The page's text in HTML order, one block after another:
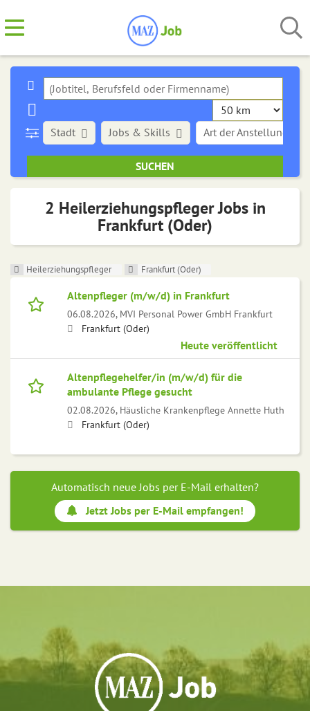
Stadt Art der Anstellung
Jobs & Skills
2 Heilerziehungspfleger Jobs in
Frankfurt (Oder)
Heilerziehungspfleger Frankfurt (Oder)
Altenpfleger (m/w/d) in Frankfurt
06.08.2026, MVI Personal Power GmbH Frankfurt
Frankfurt (Oder)
Heute veröffentlicht
Altenpflegehelfer/in (m/w/d) für die
ambulante Pflege gesucht
02.08.2026, Häusliche Krankenpflege Annette Huth
Frankfurt (Oder)
Automatisch neue Jobs per E-Mail erhalten?
Jetzt Jobs per E-Mail empfangen!